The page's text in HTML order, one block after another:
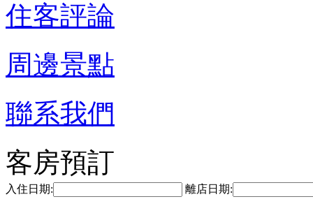
住客評論
周邊景點
聯系我們
客房預訂
入住日期: 離店日期: